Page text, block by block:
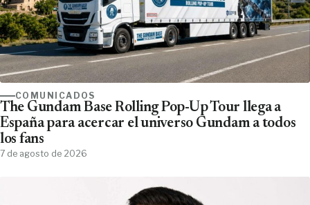
COMUNICADOS
The Gundam Base Rolling Pop-Up Tour llega a
España para acercar el universo Gundam a todos
los fans
7 de agosto de 2026